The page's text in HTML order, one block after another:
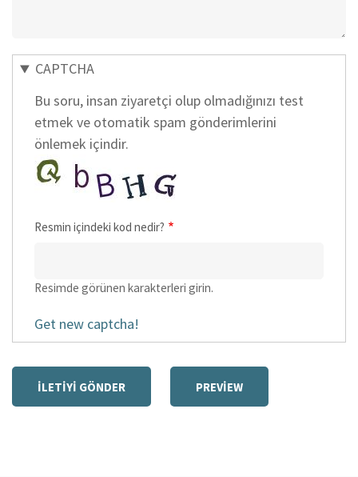
CAPTCHA
Bu soru, insan ziyaretçi olup olmadığınızı test
etmek ve otomatik spam gönderimlerini
önlemek içindir.
Resmin içindeki kod nedir?
Resimde görünen karakterleri girin.
Get new captcha!